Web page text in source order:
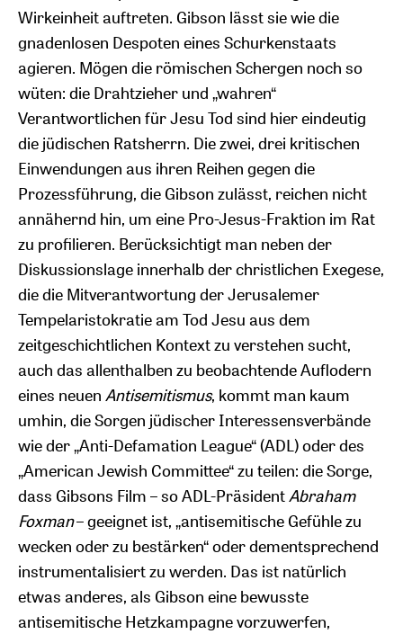
Wirkeinheit auftreten. Gibson lässt sie wie die
gnadenlosen Despoten eines Schurkenstaats
agieren. Mögen die römischen Schergen noch so
wüten: die Drahtzieher und „wahren“
Verantwortlichen für Jesu Tod sind hier eindeutig
die jüdischen Ratsherrn. Die zwei, drei kritischen
Einwendungen aus ihren Reihen gegen die
Prozessführung, die Gibson zulässt, reichen nicht
annähernd hin, um eine Pro-Jesus-Fraktion im Rat
zu profilieren. Berücksichtigt man neben der
Diskussionslage innerhalb der christlichen Exegese,
die die Mitverantwortung der Jerusalemer
Tempelaristokratie am Tod Jesu aus dem
zeitgeschichtlichen Kontext zu verstehen sucht,
auch das allenthalben zu beobachtende Auflodern
eines neuen Antisemitismus, kommt man kaum
umhin, die Sorgen jüdischer Interessensverbände
wie der „Anti-Defamation League“ (ADL) oder des
„American Jewish Committee“ zu teilen: die Sorge,
dass Gibsons Film – so ADL-PräsidentAbraham
Foxman– geeignet ist, „antisemitische Gefühle zu
wecken oder zu bestärken“ oder dementsprechend
instrumentalisiert zu werden. Das ist natürlich
etwas anderes, als Gibson eine bewusste
antisemitische Hetzkampagne vorzuwerfen,